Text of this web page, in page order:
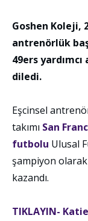
Goshen Koleji,
antrenörlük
49ers
diledi.
Eşcinsel
takımı San
futbolu Ulusal
şampiyon
kazandı.
TIKLAYIN-